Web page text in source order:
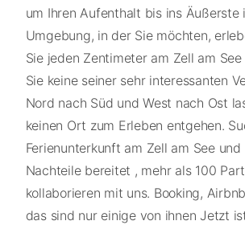
um Ihren Aufenthalt bis ins Äußerste
Umgebung, in der Sie möchten,
Sie jeden Zentimeter am Zell am
Sie keine seiner sehr interessanten
Nord nach Süd und West nach Ost
keinen Ort zum Erleben entgehen.
Ferienunterkunft am Zell am See und
Nachteile bereitet , mehr als 100
kollaborieren mit uns. Booking,
das sind nur einige von ihnen Jetzt